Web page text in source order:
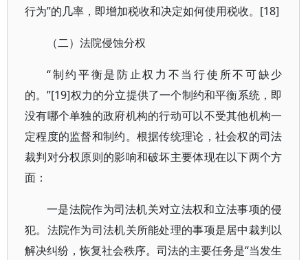
行为”的几率，即增加税收和决定如何使用税收。[18]
（二）法院侵蚀分权
“制约平衡是防止权力不当行使所不可缺少
的。”[19]权力的分立提供了一个制约和平衡系统，即
没有哪个单独的政府机构的行动可以不受其他机构一
定程度的监督和制约。根据传统理论，社会权的司法
裁判对分权原则的影响和破坏主要体现在以下两个方
面：
一是法院作为司法机关对立法权和立法事项的侵
犯。法院作为司法机关所能处理的事项是居中裁判以
解决纠纷，恢复社会秩序。司法的主要任务是“当发生